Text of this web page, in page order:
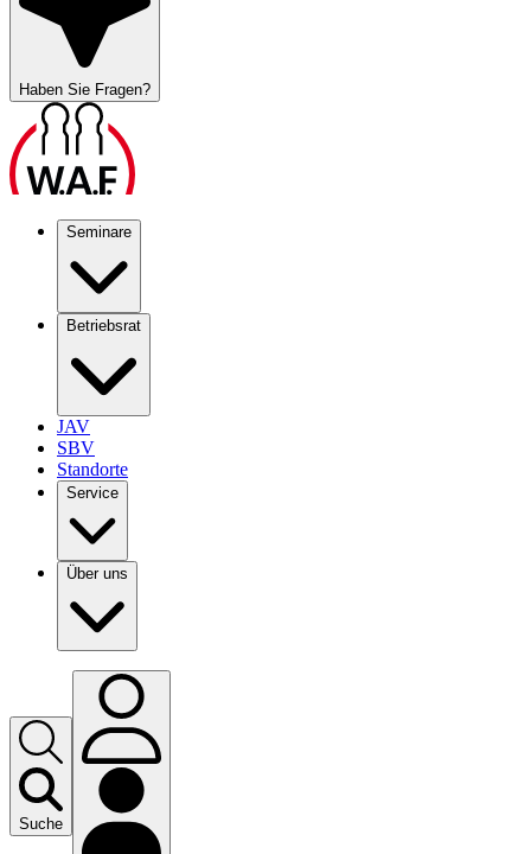
Haben Sie Fragen?
Seminare
Betriebsrat
JAV
SBV
Standorte
Service
Über uns
Suche